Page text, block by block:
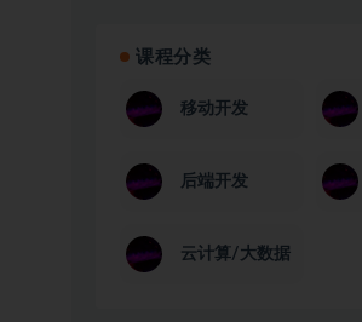
课程分类
移动开发
后端开发
云计算/大数据